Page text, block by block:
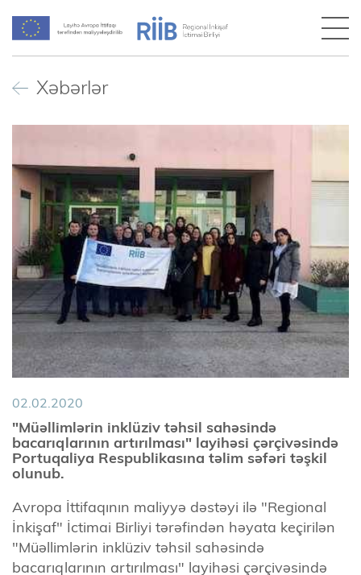
Xəbərlər
02.02.2020
"Müəllimlərin inklüziv təhsil sahəsində
bacarıqlarının artırılması" layihəsi çərçivəsində
Portuqaliya Respublikasına təlim səfəri təşkil
olunub.
Avropa İttifaqının maliyyə dəstəyi ilə "Regional
İnkişaf" İctimai Birliyi tərəfindən həyata keçirilən
"Müəllimlərin inklüziv təhsil sahəsində
bacarıqlarının artırılması" layihəsi çərçivəsində